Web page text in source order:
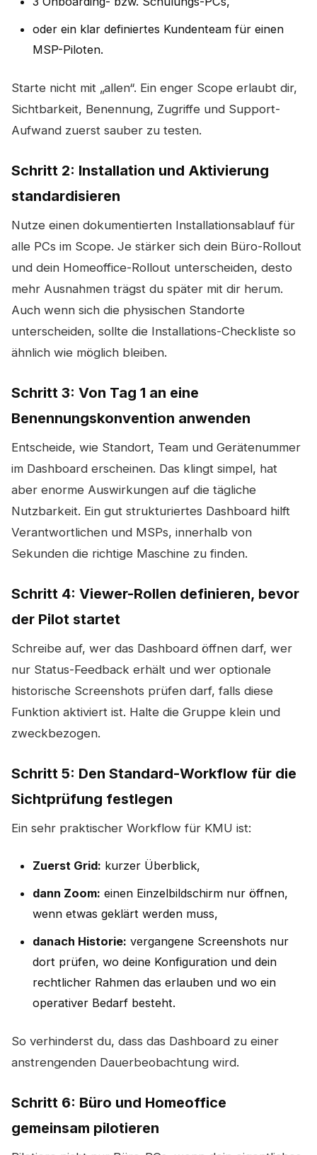
oder ein klar definiertes Kundenteam für einen
MSP-Piloten.
Starte nicht mit „allen“. Ein enger Scope erlaubt dir,
Sichtbarkeit, Benennung, Zugriffe und Support-
Aufwand zuerst sauber zu testen.
Schritt 2: Installation und Aktivierung
standardisieren
Nutze einen dokumentierten Installationsablauf für
alle PCs im Scope. Je stärker sich dein Büro-Rollout
und dein Homeoffice-Rollout unterscheiden, desto
mehr Ausnahmen trägst du später mit dir herum.
Auch wenn sich die physischen Standorte
unterscheiden, sollte die Installations-Checkliste so
ähnlich wie möglich bleiben.
Schritt 3: Von Tag 1 an eine
Benennungskonvention anwenden
Entscheide, wie Standort, Team und Gerätenummer
im Dashboard erscheinen. Das klingt simpel, hat
aber enorme Auswirkungen auf die tägliche
Nutzbarkeit. Ein gut strukturiertes Dashboard hilft
Verantwortlichen und MSPs, innerhalb von
Sekunden die richtige Maschine zu finden.
Schritt 4: Viewer-Rollen definieren, bevor
der Pilot startet
Schreibe auf, wer das Dashboard öffnen darf, wer
nur Status-Feedback erhält und wer optionale
historische Screenshots prüfen darf, falls diese
Funktion aktiviert ist. Halte die Gruppe klein und
zweckbezogen.
Schritt 5: Den Standard-Workflow für die
Sichtprüfung festlegen
Ein sehr praktischer Workflow für KMU ist:
Zuerst Grid: kurzer Überblick,
dann Zoom: einen Einzelbildschirm nur öffnen,
wenn etwas geklärt werden muss,
danach Historie: vergangene Screenshots nur
dort prüfen, wo deine Konfiguration und dein
rechtlicher Rahmen das erlauben und wo ein
operativer Bedarf besteht.
So verhinderst du, dass das Dashboard zu einer
anstrengenden Dauerbeobachtung wird.
Schritt 6: Büro und Homeoffice
gemeinsam pilotieren